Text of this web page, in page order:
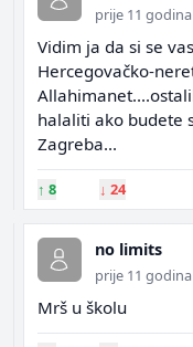
prije 11 godina
Vidim ja da si se
Hercegovačko-
halaliti ako budete
Zagreba...
↑ 8 ↓ 24
no limits
prije 11 godina
Mrš u školu